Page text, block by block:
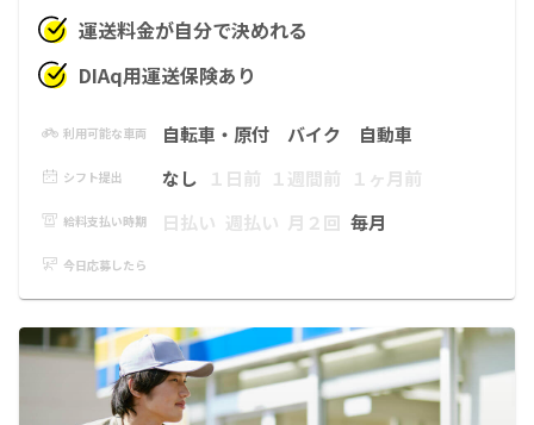
運送料金が自分で決めれる
DIAq用運送保険あり
利用可能な車両 自転車・原付 バイク 自動車
シフト提出 なし １日前 １週間前 １ヶ月前
給料支払い時期 日払い 週払い 月２回 毎月
今日応募したら